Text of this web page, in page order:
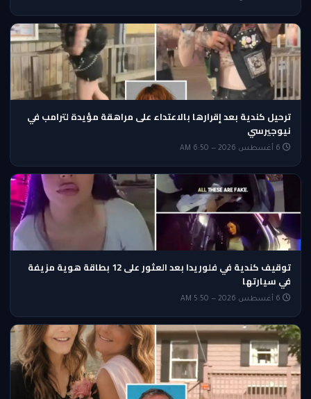
ترحيل كندية بعد إقرارها بالاعتداء على مراهقة مؤيدة لترامب في
نيوجيرسي
توقيف كندية في فلوريدا بعد العثور على 12 بطاقة هوية مزيفة
في سيارتها